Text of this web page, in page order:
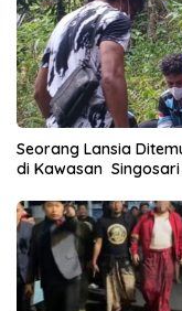
Seorang Lansia
di Kawasan Singosari